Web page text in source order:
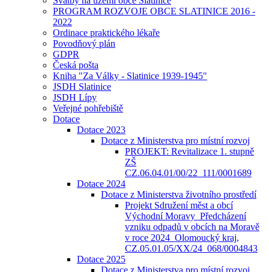
PROGRAM ROZVOJE OBCE SLATINICE 2016 -
2022
Ordinace praktického lékaře
Povodňový plán
GDPR
Česká pošta
Kniha "Za Války - Slatinice 1939-1945"
JSDH Slatinice
JSDH Lípy
Veřejné pohřebiště
Dotace
Dotace 2023
Dotace z Ministerstva pro místní rozvoj
PROJEKT: Revitalizace 1. stupně
ZŠ
CZ.06.04.01/00/22_111/0001689
Dotace 2024
Dotace z Ministerstva životního prostředí
Projekt Sdružení měst a obcí
Východní Moravy_Předcházení
vzniku odpadů v obcích na Moravě
v roce 2024_Olomoucký kraj,
CZ.05.01.05/XX/24_068/0004843
Dotace 2025
Dotace z Ministerstva pro místní rozvoj